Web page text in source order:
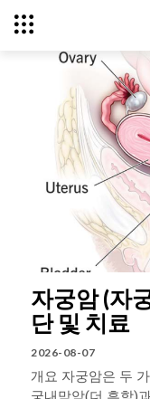
자궁암 (자
단 및 치료
2026-08-07
개요 자궁암은 두 가지 유형의 암을 포함합니다: 자
궁내막암(더 흔함)